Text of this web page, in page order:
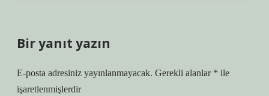
Bir yanıt yazın
E-posta adresiniz yayınlanmayacak. Gerekli alanlar * ile
işaretlenmişlerdir